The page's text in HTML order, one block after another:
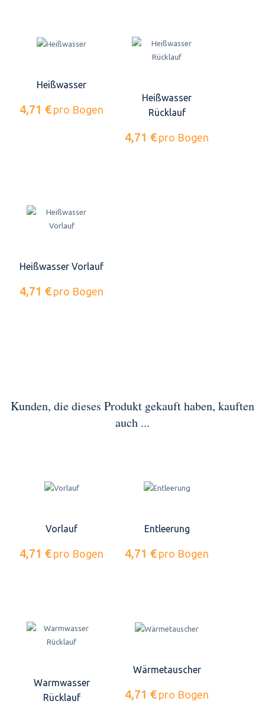
Heißwasser
4,71 € pro Bogen
Heißwasser
Rücklauf
4,71 € pro Bogen
Heißwasser Vorlauf
4,71 € pro Bogen
Kunden, die dieses Produkt gekauft haben, kauften
auch ...
Vorlauf
4,71 € pro Bogen
Entleerung
4,71 € pro Bogen
Warmwasser
Rücklauf
Wärmetauscher
4,71 € pro Bogen